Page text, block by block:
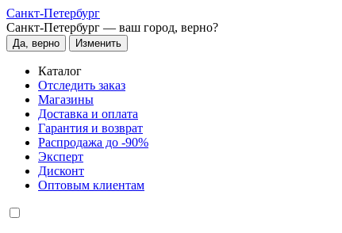
Санкт-Петербург
Санкт-Петербург — ваш город, верно?
Да, верно Изменить
Каталог
Отследить заказ
Магазины
Доставка и оплата
Гарантия и возврат
Распродажа до -90%
Эксперт
Дисконт
Оптовым клиентам